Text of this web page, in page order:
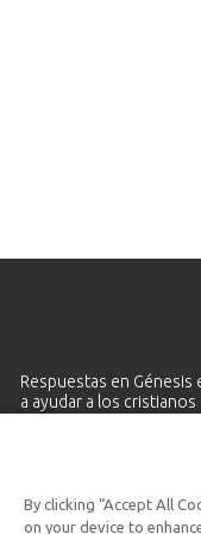
Respuestas en
a ayudar a los
By clicking “Accept All
on your device to